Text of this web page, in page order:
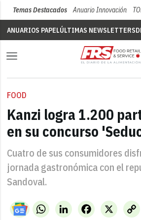
Temas Destacados Anuario Innovación
ANUARIOS PAPELÚLTIMAS NEWSLETTERS
FOOD
Kanzi logra 1.200
en su concurso
Cuatro de sus consumidores
jornada gastronómica con el
Sandoval.
WhatsAppLinkedIn X
Facebook